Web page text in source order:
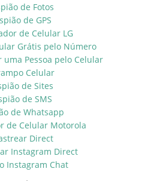
de Fotos
de GPS
de Celular LG
Grátis pelo Número
uma Pessoa pelo Celular
Celular
de Sites
de SMS
de Whatsapp
de Celular Motorola
Direct
Instagram Direct
Instagram Chat